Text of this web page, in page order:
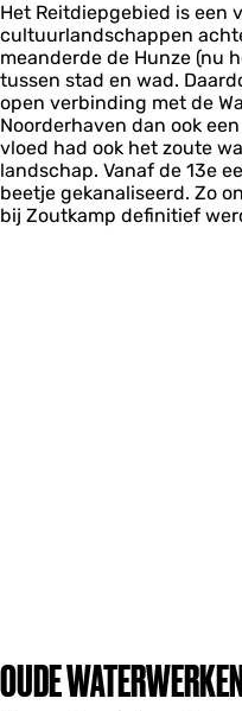
Het Reitdiepgebied is een
cultuurlandschappen
meanderde de Hunze (nu
tussen stad en wad.
open verbinding met de
Noorderhaven dan ook
vloed had ook het zoute
landschap. Vanaf de 13e
beetje gekanaliseerd. Zo
bij Zoutkamp definitief
OUDE